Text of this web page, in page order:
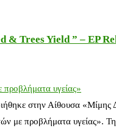
& Trees Yield ” – EP
υγείας»
στην Αίθουσα
με προβλήματα υγείας».